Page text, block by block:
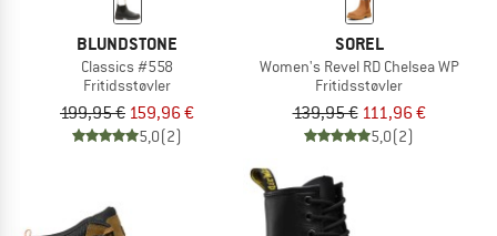
BLUNDSTONE
Classics #558
Fritidsstøvler
199,95 € 159,96 €
5,0(2)
SOREL
Women's Revel RD Chelsea WP
Fritidsstøvler
139,95 € 111,96 €
5,0(2)